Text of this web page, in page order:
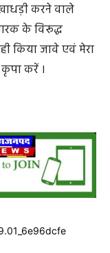
करने वाले
के विरूद्ध
किया जावे एवं मेरा
करें ।